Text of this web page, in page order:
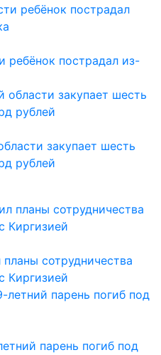
ребёнок пострадал из-
закупает шесть
рублей
сотрудничества
Киргизией
парень погиб под